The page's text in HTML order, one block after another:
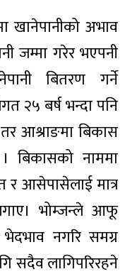
अभाव
जम्मा गरेर भएपनी
बितरण गर्ने
२५ बर्ष भन्दा पनि
आश्राङमा बिकास
नाममा
र आसेपासेलाई मात्र
भोम्जन्ले आफू
नगरि समग्र
सदैव लागिपरिरहने